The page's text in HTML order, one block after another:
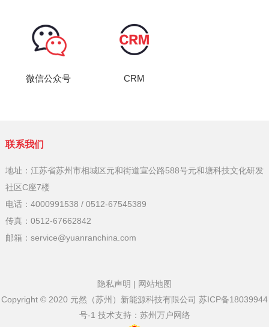
微信公众号 CRM
联系我们
地址：江苏省苏州市相城区元和街道宣公路588号元和塘科技文化研发
社区C座7楼
电话：4000991538 / 0512-67545389
传真：0512-67662842
邮箱：service@yuanranchina.com
隐私声明 | 网站地图
Copyright © 2020 元然（苏州）新能源科技有限公司 苏ICP备18039944
号-1 技术支持： 苏州万户网络